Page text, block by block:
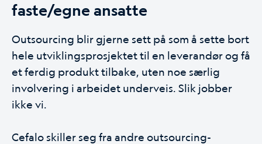
faste/egne ansatte
Outsourcing blir gjerne sett på som å sette bort
hele utviklingsprosjektet til en leverandør og få
et ferdig produkt tilbake, uten noe særlig
involvering i arbeidet underveis. Slik jobber
ikke vi.
Cefalo skiller seg fra andre outsourcing-